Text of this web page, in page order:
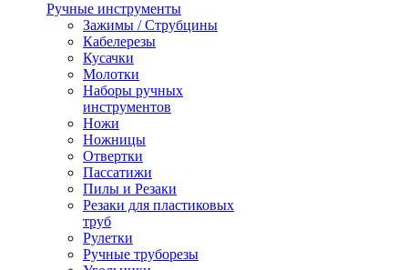
Ручные инструменты
Зажимы / Струбцины
Кабелерезы
Кусачки
Молотки
Наборы ручных
инструментов
Ножи
Ножницы
Отвертки
Пассатижи
Пилы и Резаки
Резаки для пластиковых
труб
Рулетки
Ручные труборезы